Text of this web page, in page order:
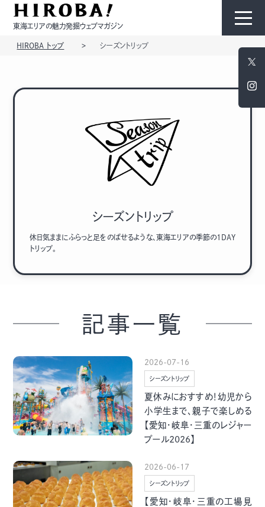
東海エリアの魅力発掘ウェブマガジン
季節・まち まち・スポット
さんぽ
HIROBA トップ シーズントリップ
シーズントリップ
休日気ままにふらっと足をのばせるような、東海エリアの季節の1DAY
トリップ。
記事一覧
2026-07-16
シーズントリップ
夏休みにおすすめ！幼児から
小学生まで、親子で楽しめる
【愛知・岐阜・三重のレジャー
プール2026】
2026-06-17
シーズントリップ
【愛知・岐阜・三重の工場見